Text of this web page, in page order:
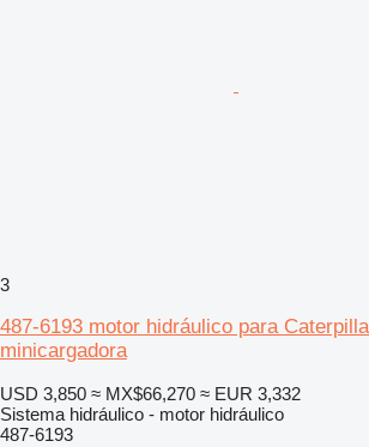
3
487-6193 motor hidráulico para
minicargadora
USD 3,850 ≈ MX$66,270 ≈ EUR 3,332
Sistema hidráulico - motor hidráulico
487-6193